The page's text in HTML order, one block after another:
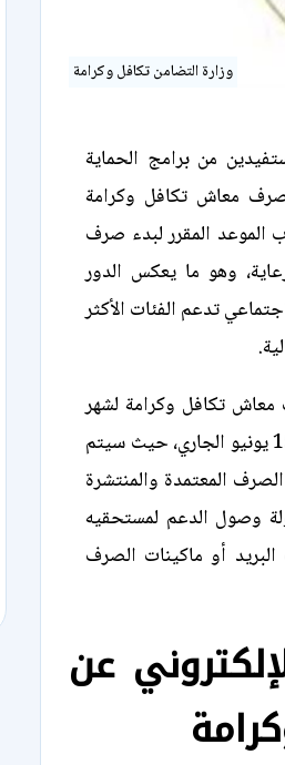
وزارة التضامن تكافل وكرامة
من برامج الحماية
معاش تكافل وكرامة
اقتراب الموعد المقرر لبدء صرف
وهو ما يعكس الدور
تدعم الفئات الأكثر
تكافل وكرامة لشهر
يونيو 2026 سيبدأ رسميًا اعتبارًا من يوم 15 يونيو الجاري، حيث سيتم
المعتمدة والمنتشرة
وصول الدعم لمستحقيه
أو ماكينات الصرف
عن